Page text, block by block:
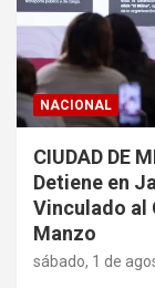
NACIONAL
CIUDAD DE
Detiene en
Vinculado al
Manzo
sábado, 1 de